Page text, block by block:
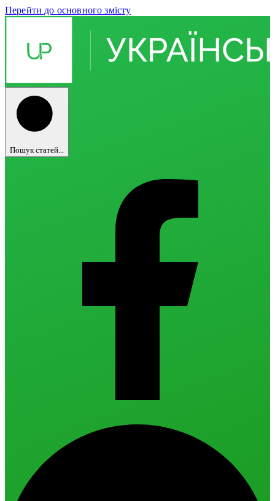
Перейти до основного змісту
Пошук статей...